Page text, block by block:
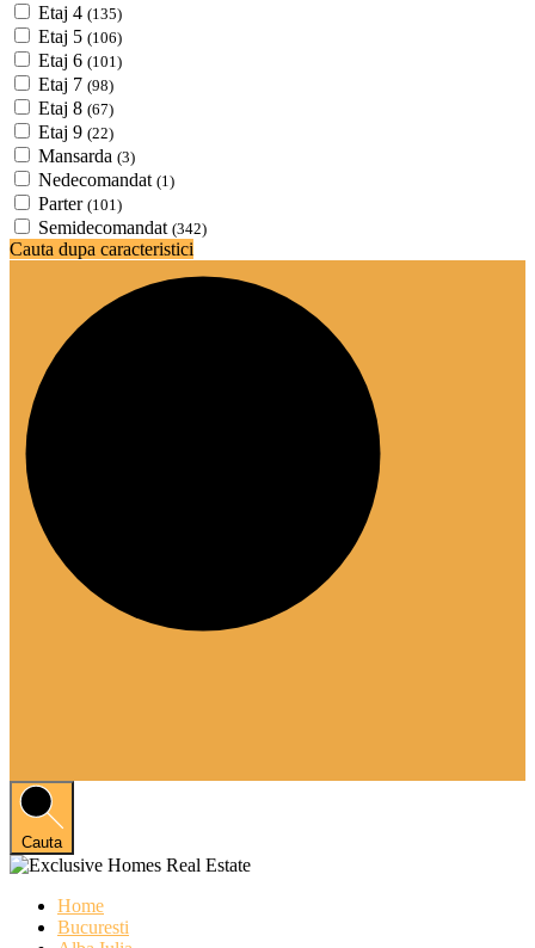
Etaj 4 (135)
Etaj 5 (106)
Etaj 6 (101)
Etaj 7 (98)
Etaj 8 (67)
Etaj 9 (22)
Mansarda (3)
Nedecomandat (1)
Parter (101)
Semidecomandat (342)
Cauta dupa caracteristici
Cauta
Home
Bucuresti